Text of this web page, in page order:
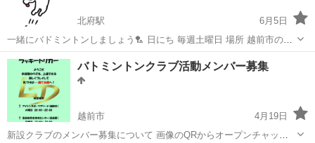
北府駅
6月5日
一緒にバドミントンしましょう🏸 日にち 毎週土曜日 場所 越前市の武
生西小学校 時間 20:00〜22:00 料金 500円/回 基礎打ち&試合のルール
わかる人募集です。 （レベルは高くないですが全くの初心者又はガチ
の方...
福井 越前市 北府駅 バドミントン
バトミントンクラブ活動メンバー募集
越前市
4月19日
新設クラブのメンバー募集について 画像のQRからオープンチャット